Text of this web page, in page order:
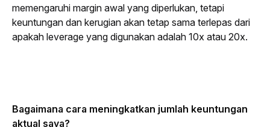
memengaruhi margin awal yang diperlukan, tetapi
keuntungan dan kerugian akan tetap sama terlepas dari
apakah leverage yang digunakan adalah 10x atau 20x.
Bagaimana cara meningkatkan jumlah keuntungan
aktual saya?